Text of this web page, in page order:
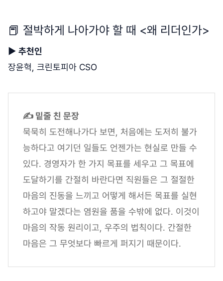
📕 절박하게 나아가야 할 때 <왜 리더인가>
▶ 추천인
장윤혁, 크린토피아 CSO
✍ 밑줄 친 문장
묵묵히 도전해나가다 보면, 처음에는 도저히 불가
능하다고 여기던 일들도 언젠가는 현실로 만들 수
있다. 경영자가 한 가지 목표를 세우고 그 목표에
도달하기를 간절히 바란다면 직원들은 그 절절한
마음의 진동을 느끼고 어떻게 해서든 목표를 실현
하고야 말겠다는 염원을 품을 수밖에 없다. 이것이
마음의 작동 원리이고, 우주의 법칙이다. 간절한
마음은 그 무엇보다 빠르게 퍼지기 때문이다.